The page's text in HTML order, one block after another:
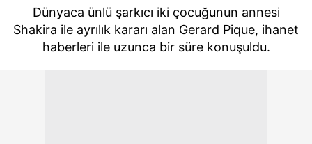
Dünyaca ünlü şarkıcı iki çocuğunun annesi
Shakira ile ayrılık kararı alan Gerard Pique, ihanet
haberleri ile uzunca bir süre konuşuldu.